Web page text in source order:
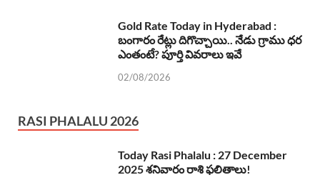
Gold Rate Today in Hyderabad :
బంగారం రేట్లు దిగొచ్చాయి.. నేడు గ్రాము ధర
ఎంతంటే? పూర్తి వివరాలు ఇవే
02/08/2026
RASI PHALALU 2026
Today Rasi Phalalu : 27 December
2025 శనివారం రాశి ఫలితాలు!